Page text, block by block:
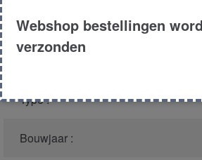
Carroserie :
Type :
Bouwjaar :
Webshop bestellingen
verzonden